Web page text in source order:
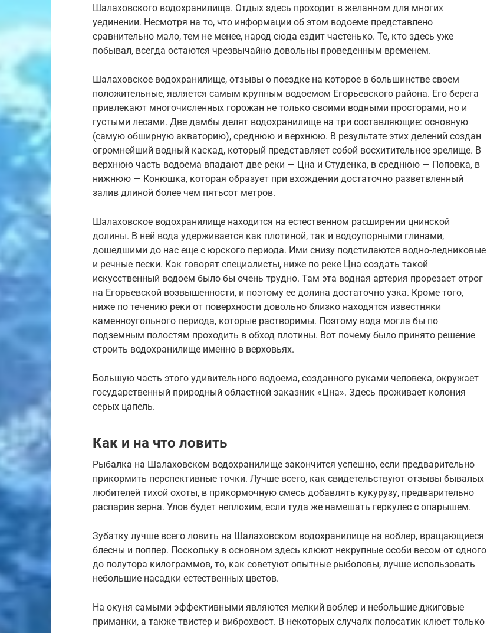
Шалаховского водохранилища. Отдых здесь проходит в желанном для многих
уединении. Несмотря на то, что информации об этом водоеме представлено
сравнительно мало, тем не менее, народ сюда ездит частенько. Те, кто здесь уже
побывал, всегда остаются чрезвычайно довольны проведенным временем.
Шалаховское водохранилище, отзывы о поездке на которое в большинстве своем
положительные, является самым крупным водоемом Егорьевского района. Его берега
привлекают многочисленных горожан не только своими водными просторами, но и
густыми лесами. Две дамбы делят водохранилище на три составляющие: основную
(самую обширную акваторию), среднюю и верхнюю. В результате этих делений создан
огромнейший водный каскад, который представляет собой восхитительное зрелище. В
верхнюю часть водоема впадают две реки — Цна и Студенка, в среднюю — Поповка, в
нижнюю — Конюшка, которая образует при вхождении достаточно разветвленный
залив длиной более чем пятьсот метров.
Шалаховское водохранилище находится на естественном расширении цнинской
долины. В ней вода удерживается как плотиной, так и водоупорными глинами,
дошедшими до нас еще с юрского периода. Ими снизу подстилаются водно-ледниковые
и речные пески. Как говорят специалисты, ниже по реке Цна создать такой
искусственный водоем было бы очень трудно. Там эта водная артерия прорезает отрог
на Егорьевской возвышенности, и поэтому ее долина достаточно узка. Кроме того,
ниже по течению реки от поверхности довольно близко находятся известняки
каменноугольного периода, которые растворимы. Поэтому вода могла бы по
подземным полостям проходить в обход плотины. Вот почему было принято решение
строить водохранилище именно в верховьях.
Большую часть этого удивительного водоема, созданного руками человека, окружает
государственный природный областной заказник «Цна». Здесь проживает колония
серых цапель.
Как и на что ловить
Рыбалка на Шалаховском водохранилище закончится успешно, если предварительно
прикормить перспективные точки. Лучше всего, как свидетельствуют отзывы бывалых
любителей тихой охоты, в прикормочную смесь добавлять кукурузу, предварительно
распарив зерна. Улов будет неплохим, если туда же намешать геркулес с опарышем.
Зубатку лучше всего ловить на Шалаховском водохранилище на воблер, вращающиеся
блесны и поппер. Поскольку в основном здесь клюют некрупные особи весом от одного
до полутора килограммов, то, как советуют опытные рыболовы, лучше использовать
небольшие насадки естественных цветов.
На окуня самыми эффективными являются мелкий воблер и небольшие джиговые
приманки, а также твистер и виброхвост. В некоторых случаях полосатик клюет только